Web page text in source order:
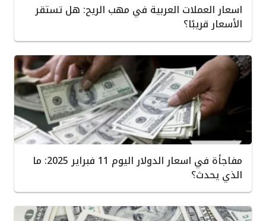
اسعار العملات العربية في مهب الريح: هل تستقر
الأسعار قريبًا؟
مفاجأة في اسعار الدولار اليوم 11 فبراير 2025: ما
الذي يحدث؟